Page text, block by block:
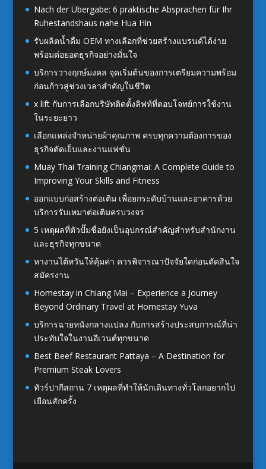
Nach der Übergabe: 6 praktische Absprachen für Ihr
Ruhestandshaus nahe Hua Hin
รับผลิตน้ำดื่ม OEM ทางเลือกที่ช่วยสร้างแบรนด์ได้ง่าย
พร้อมต่อยอดธุรกิจอย่างมั่นใจ
บริการวางฤกษ์มงคล จุดเริ่มต้นของการเตรียมความพร้อม
ก่อนก้าวสู่ช่วงเวลาสำคัญในชีวิต
x lift กับการเลือกบริษัทติดตั้งลิฟท์ที่ตอบโจทย์การใช้งาน
ในระยะยาว
เลือกแหล่งจำหน่ายผ้าคุณภาพ ครบทุกความต้องการของ
ธุรกิจตัดเย็บและงานแฟชั่น
Muay Thai Training Chiangmai: A Complete Guide to
Improving Your Skills and Fitness
ออกแบบก่อสร้างต่อเติม เพื่อยกระดับบ้านและอาคารด้วย
บริการรับเหมาต่อเติมครบวงจร
5 เหตุผลที่ตัวปั๊มชื่อยังเป็นอุปกรณ์สำคัญสำหรับสำนักงาน
และธุรกิจทุกขนาด
หางานไต้หวันให้คุ้มค่า ควรพิจารณาปัจจัยใดก่อนตัดสินใจ
สมัครงาน
Homestay in Chiang Mai – Experience a Journey
Beyond Ordinary Travel at Homestay Yuva
บริการฉายหนังกลางแปลง กับการสร้างประสบการณ์ที่น่า
ประทับใจในงานอีเวนต์ทุกขนาด
Best Beef Restaurant Pattaya – A Destination for
Premium Steak Lovers
ทัวร์ปากีสถาน 7 เหตุผลที่ทำให้นักเดินทางทั่วโลกอยากไป
เยือนสักครั้ง